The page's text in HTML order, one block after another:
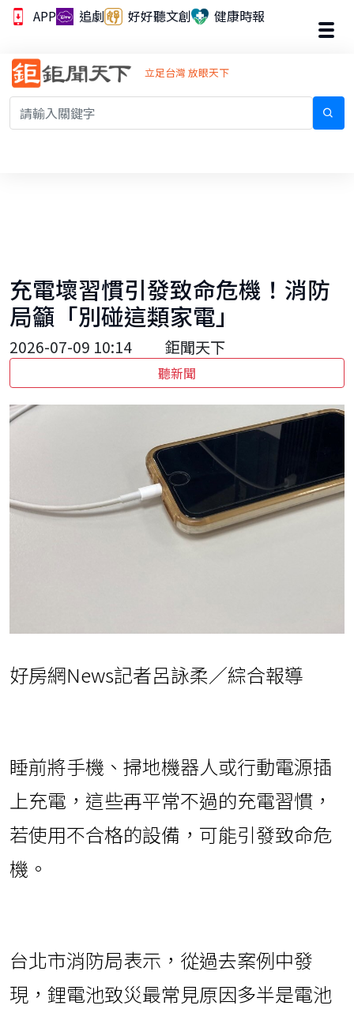
APP 追劇 好好聽文創 健康時報
立足台灣 放眼天下
充電壞習慣引發致命危機！消防
局籲「別碰這類家電」
2026-07-09 10:14 鉅聞天下
聽新聞
好房網News記者呂詠柔／綜合報導
睡前將手機、掃地機器人或行動電源插
上充電，這些再平常不過的充電習慣，
若使用不合格的設備，可能引發致命危
機。
台北市消防局表示，從過去案例中發
現，鋰電池致災最常見原因多半是電池